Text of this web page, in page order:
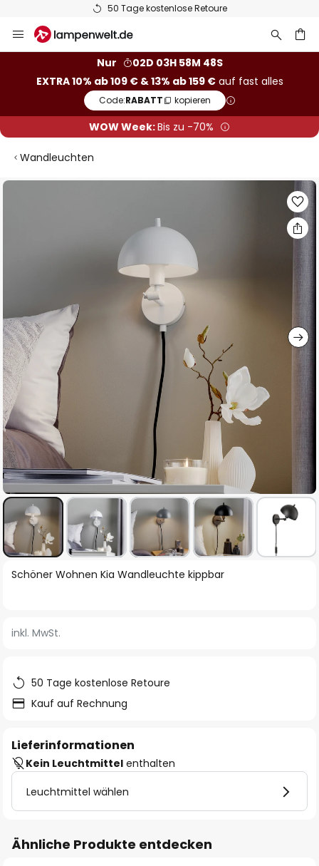
50 Tage kostenlose Retoure
Inhalt
Nur
02D 03H 58M 47S
EXTRA 10% ab 109 € & 13% ab 159 €auf fast alles
Code:RABATT kopieren
WOW Week:Bis zu -70%
Wandleuchten
Zum
Zum
springen
Schöner Wohnen Kia Wandleuchte kippbar
inkl. MwSt.
50 Tage kostenlose Retoure
Kauf auf Rechnung
Lieferinformationen
Kein Leuchtmittel enthalten
Leuchtmittel wählen
Ähnliche Produkte entdecken